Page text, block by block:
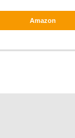
Amazon